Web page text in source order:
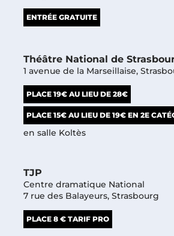
ENTRÉE GRATUITE
Théâtre National de
1 avenue de la Marseillaise,
PLACE 19€ AU LIEU DE 28€
PLACE 15€ AU LIEU DE 19€ EN 2E
en salle Koltès
TJP
Centre dramatique National
7 rue des Balayeurs, Strasbourg
PLACE 8 € TARIF PRO